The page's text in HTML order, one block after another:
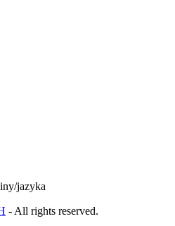
jazyka
- All rights reserved.